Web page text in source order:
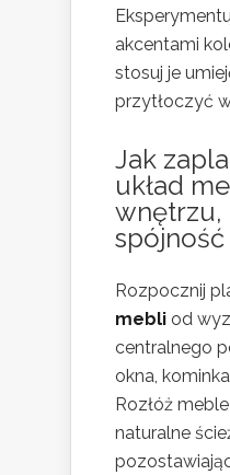
akcentami
stosuj je
przytłoczyć
Jak
układ
wnętrzu,
spójność
Rozpocznij
mebli od
centralnego
okna,
Rozłóż
naturalne